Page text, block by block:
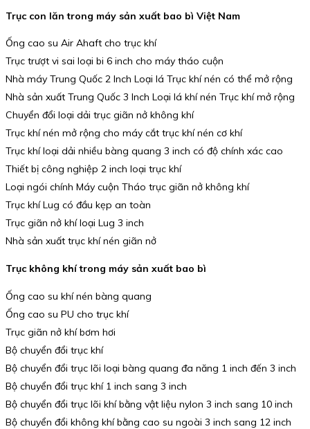
Trục con lăn trong máy sản xuất bao bì Việt Nam
Ống cao su Air Ahaft cho trục khí
Trục trượt vi sai loại bi 6 inch cho máy tháo cuộn
Nhà máy Trung Quốc 2 Inch Loại lá Trục khí nén có thể mở rộng
Nhà sản xuất Trung Quốc 3 Inch Loại lá khí nén Trục khí mở rộng
Chuyển đổi loại dải trục giãn nở không khí
Trục khí nén mở rộng cho máy cắt trục khí nén cơ khí
Trục khí loại dải nhiều bàng quang 3 inch có độ chính xác cao
Thiết bị công nghiệp 2 inch loại trục khí
Loại ngói chính Máy cuộn Tháo trục giãn nở không khí
Trục khí Lug có đầu kẹp an toàn
Trục giãn nở khí loại Lug 3 inch
Nhà sản xuất trục khí nén giãn nở
Trục không khí trong máy sản xuất bao bì
Ống cao su khí nén bàng quang
Ống cao su PU cho trục khí
Trục giãn nở khí bơm hơi
Bộ chuyển đổi trục khí
Bộ chuyển đổi trục lõi loại bàng quang đa năng 1 inch đến 3 inch
Bộ chuyển đổi trục khí 1 inch sang 3 inch
Bộ chuyển đổi trục lõi khí bằng vật liệu nylon 3 inch sang 10 inch
Bộ chuyển đổi không khí bằng cao su ngoài 3 inch sang 12 inch